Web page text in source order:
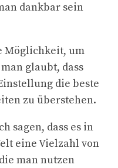
dankbar sein
Möglichkeit, um
glaubt, dass
die beste
zu überstehen.
sagen, dass es in
eine Vielzahl von
man nutzen